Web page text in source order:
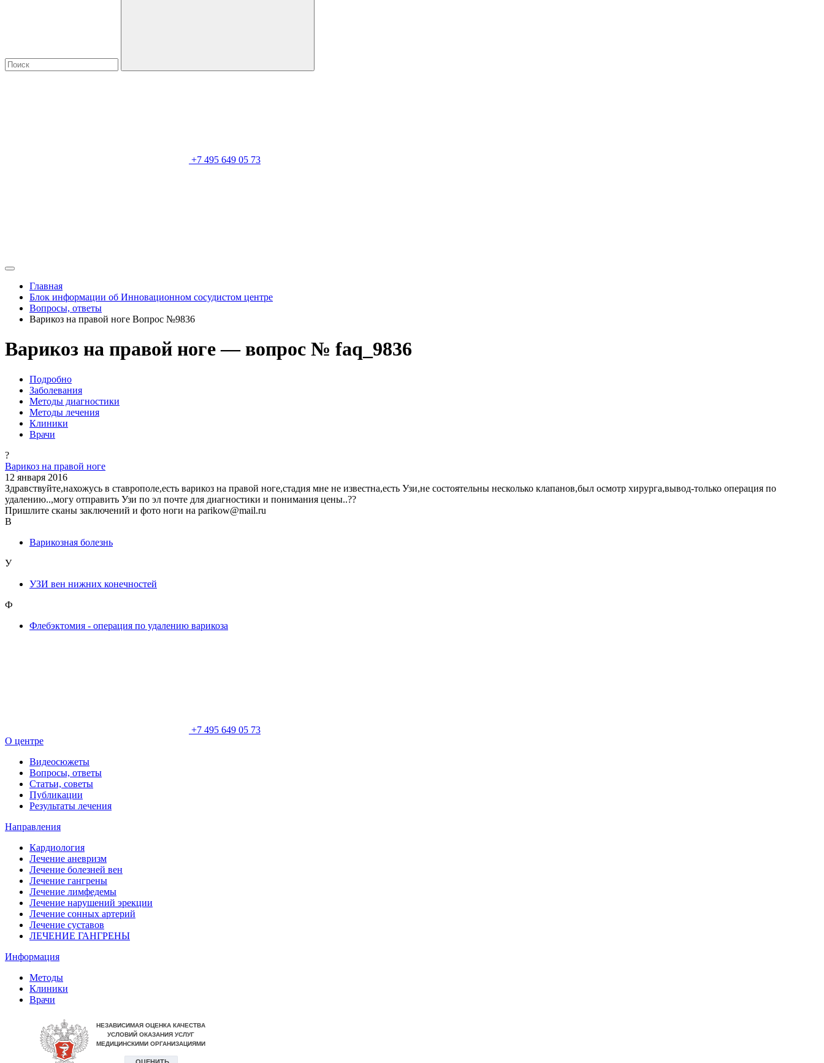
+7 495 649 05 73
Главная
Блок информации об Инновационном сосудистом центре
Вопросы, ответы
Варикоз на правой ноге Вопрос №9836
Варикоз на правой ноге — вопрос № faq_9836
Подробно
Заболевания
Методы диагностики
Методы лечения
Клиники
Врачи
?
Варикоз на правой ноге
12 января 2016
Здравствуйте,нахожусь в ставрополе,есть варикоз на правой ноге,стадия мне не известна,есть Узи,не состоятельны несколько клапанов,был осмотр хирурга,вывод-только операция по
удалению..,могу отправить Узи по эл почте для диагностики и понимания цены..??
Пришлите сканы заключений и фото ноги на parikow@mail.ru
В
Варикозная болезнь
У
УЗИ вен нижних конечностей
Ф
Флебэктомия - операция по удалению варикоза
+7 495 649 05 73
О центре
Видеосюжеты
Вопросы, ответы
Статьи, советы
Публикации
Результаты лечения
Направления
Кардиология
Лечение аневризм
Лечение болезней вен
Лечение гангрены
Лечение лимфедемы
Лечение нарушений эрекции
Лечение сонных артерий
Лечение суставов
ЛЕЧЕНИЕ ГАНГРЕНЫ
Информация
Методы
Клиники
Врачи